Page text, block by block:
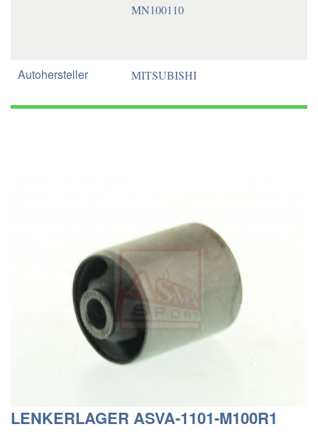
MN100110
Autohersteller MITSUBISHI
LENKERLAGER ASVA-1101-M100R1